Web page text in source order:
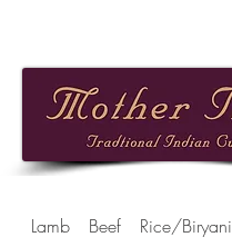
Lamb Beef Rice/Biryani